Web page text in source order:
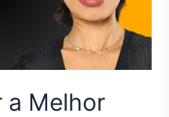
a Melhor